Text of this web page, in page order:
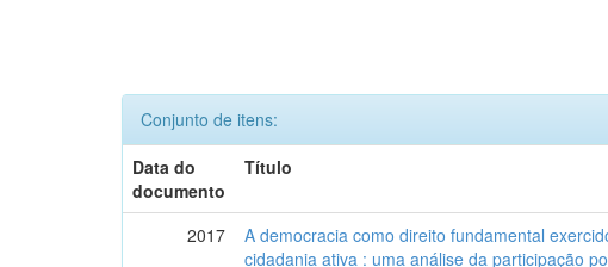
Conjunto de itens:
Data do
documento
Título
2017
A democracia como direito fundamental
cidadania ativa : uma análise da participação